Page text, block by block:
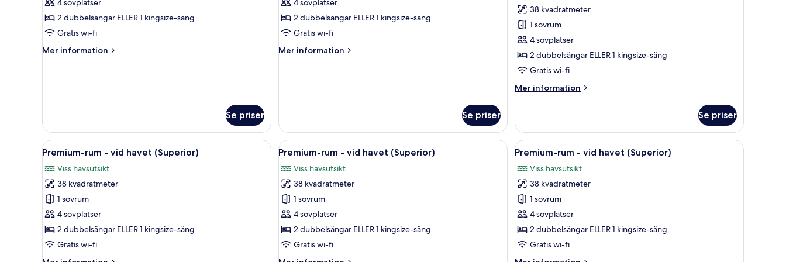
Premium-
rum
(Superior
4 sovplatser
2 dubbelsängar ELLER 1 kingsize-säng
Gratis wi-fi
Mer information
Mer
Se priser
Premium-
rum
(Superior
4 sovplatser
2 dubbelsängar ELLER 1 kingsize-säng
Gratis wi-fi
Mer information
Mer
Se priser
Premium-
rum
-
vid
havet
(Superior)
38 kvadratmeter
1 sovrum
4 sovplatser
2 dubbelsängar ELLER 1 kingsize-säng
Gratis wi-fi
Mer information
Mer
rum
vid
(Superior)
Se priser
Öppna
alla
foton
för
Premium-
rum
-
vid
Ett hotellrum med en stor säng, en soffa, en fåtölj, ett litet bord och en balkong med utsikt över havet.
15
Premium-rum - vid havet (Superior)
Viss havsutsikt
38 kvadratmeter
1 sovrum
4 sovplatser
2 dubbelsängar ELLER 1 kingsize-säng
Gratis wi-fi
Öppna
alla
foton
för
Premium-
rum
-
vid
Ett hotellrum med en stor säng, en soffa, en fåtölj, ett litet bord och en balkong med utsikt över havet.
15
Premium-rum - vid havet (Superior)
Viss havsutsikt
38 kvadratmeter
1 sovrum
4 sovplatser
2 dubbelsängar ELLER 1 kingsize-säng
Gratis wi-fi
Öppna
alla
foton
för
Premium-
rum
-
vid
Ett hotellrum med en stor säng, en soffa,
15
Premium-rum - vid havet (Superior)
Viss havsutsikt
38 kvadratmeter
1 sovrum
4 sovplatser
2 dubbelsängar ELLER 1 kingsize-säng
Gratis wi-fi